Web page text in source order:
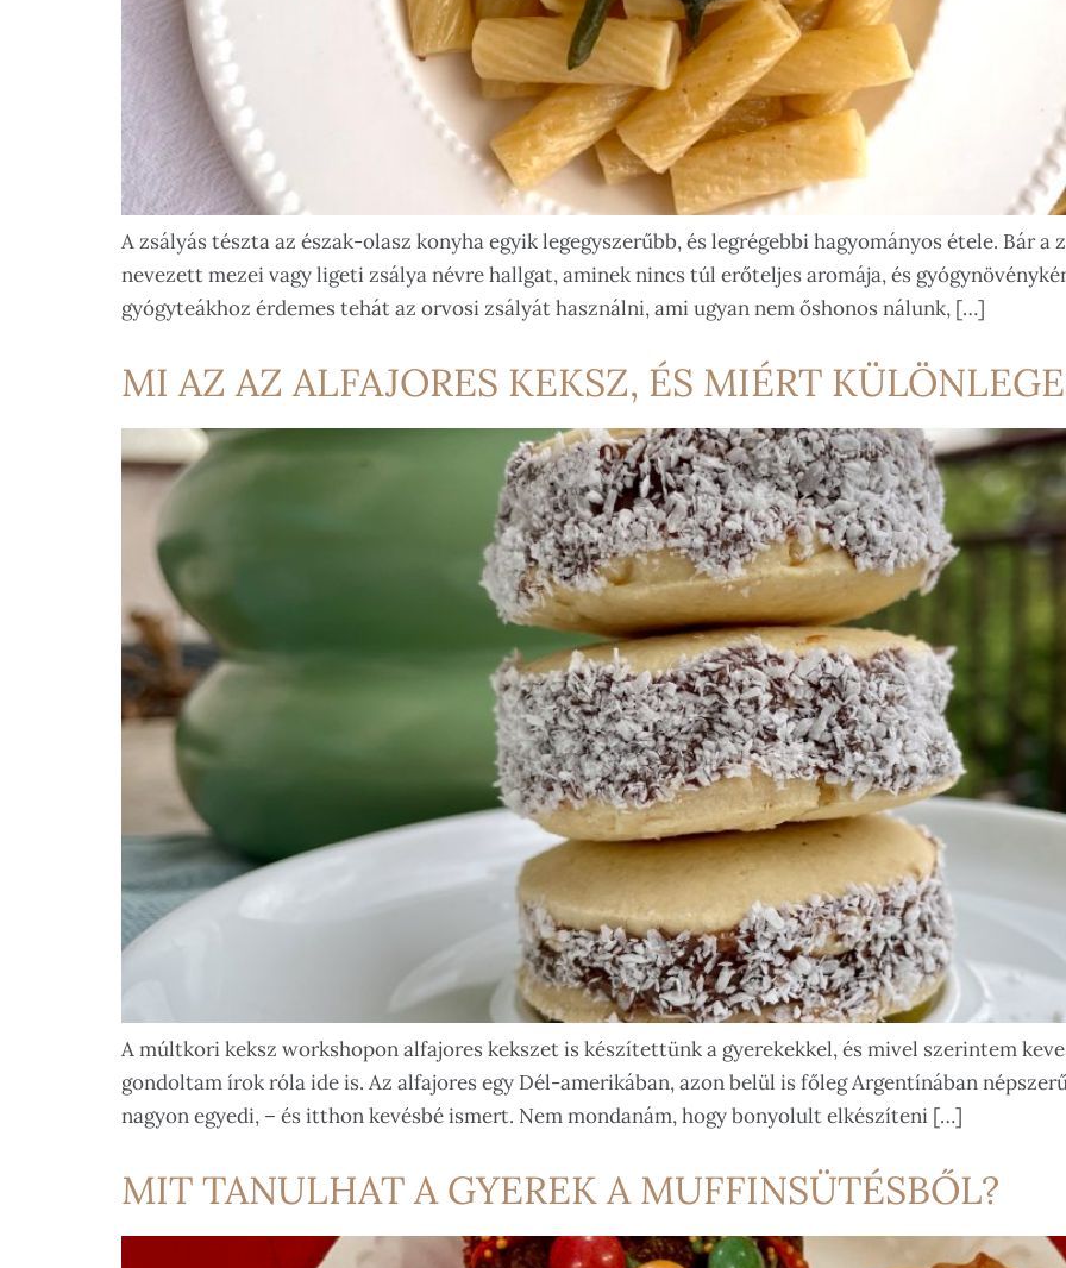
A zsályás tészta az észak-olasz konyha egyik legegyszerűbb, és legrégebbi hagyományos étele. Bár
nevezett mezei vagy ligeti zsálya névre hallgat, aminek nincs túl erőteljes aromája, és
gyógyteákhoz érdemes tehát az orvosi zsályát használni, ami ugyan nem őshonos nálunk, […]
MI AZ AZ ALFAJORES KEKSZ, ÉS MIÉRT
A múltkori keksz workshopon alfajores kekszet is készítettünk a gyerekekkel, és mivel szerintem
gondoltam írok róla ide is. Az alfajores egy Dél-amerikában, azon belül is főleg Argentínában
nagyon egyedi, – és itthon kevésbé ismert. Nem mondanám, hogy bonyolult elkészíteni […]
MIT TANULHAT A GYEREK A MUFFINSÜTÉSBŐL?